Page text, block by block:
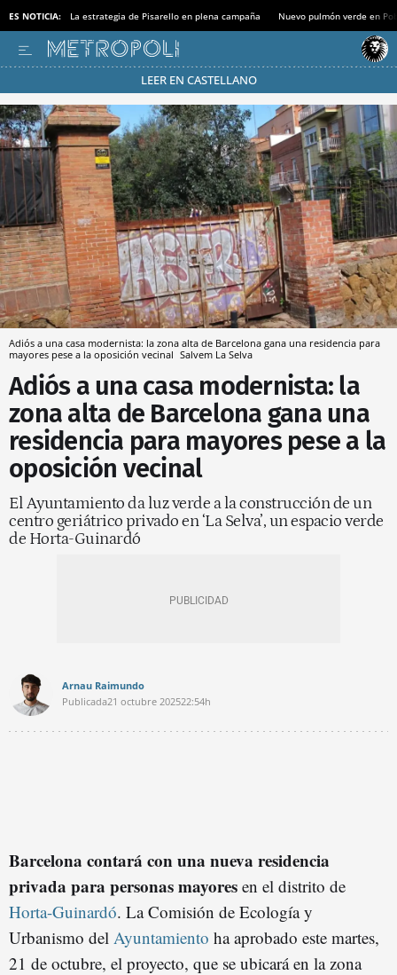
ES NOTICIA: La estrategia de Pisarello en plena campaña Nuevo pulmón verde en
LEER EN CASTELLANO
Pásate al MODO AHORRO
Adiós a una casa modernista: la zona alta de Barcelona gana una residencia para
mayores pese a la oposición vecinal Salvem La Selva
Adiós a una casa modernista: la
zona alta de Barcelona gana una
residencia para mayores pese a la
oposición vecinal
El Ayuntamiento da luz verde a la construcción de un
centro geriátrico privado en ‘La Selva’, un espacio verde
de Horta-Guinardó
Arnau Raimundo
Publicada21 octubre 202522:54h
Barcelona contará con una nueva residencia
privada para personas mayores en el distrito de
Horta-Guinardó. La Comisión de Ecología y
Urbanismo del Ayuntamiento ha aprobado este martes,
21 de octubre, el proyecto, que se ubicará en la zona